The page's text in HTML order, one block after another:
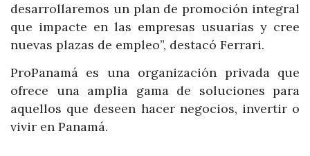
desarrollaremos un plan de promoción integral
que impacte en las empresas usuarias y cree
nuevas plazas de empleo”, destacó Ferrari.
ProPanamá es una organización privada que
ofrece una amplia gama de soluciones para
aquellos que deseen hacer negocios, invertir o
vivir en Panamá.